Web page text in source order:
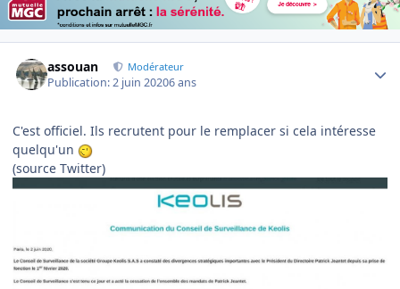
assouan Modérateur
Publication:2 juin 20206 ans
C'est officiel. Ils recrutent pour le remplacer si cela intéresse
quelqu'un
(source Twitter)